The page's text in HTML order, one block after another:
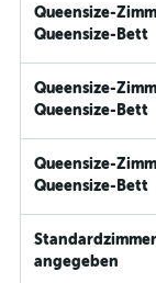
Queensize-
Queensize-Bett
Queensize-
Queensize-Bett
Queensize-
Queensize-Bett
angegeben